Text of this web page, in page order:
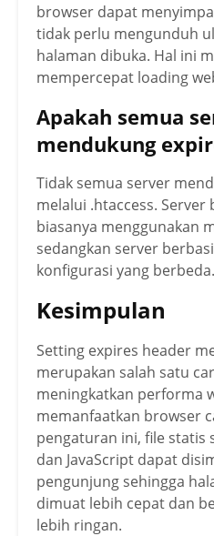
browser dapat
tidak perlu mengunduh
halaman dibuka. Hal ini
mempercepat loading
Apakah semua
mendukung
Tidak semua server
melalui .htaccess. Server
biasanya menggunakan
sedangkan server
konfigurasi yang berbeda.
Kesimpulan
Setting expires header
merupakan salah satu
meningkatkan performa
memanfaatkan browser
pengaturan ini, file statis
dan JavaScript dapat
pengunjung sehingga
dimuat lebih cepat dan
lebih ringan.